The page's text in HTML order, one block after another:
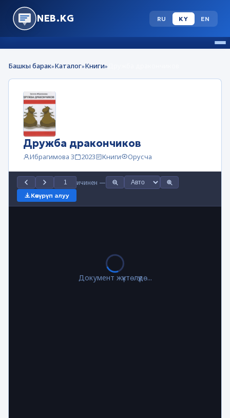
NEB.KG RU KY EN
Башкы барак»Каталог»Книги»
Дружба дракончиков
Ибрагимова З 2023 Книги Орусча
ичинен —
Көчүрүп алуу
Документ жүктөлүүдө...